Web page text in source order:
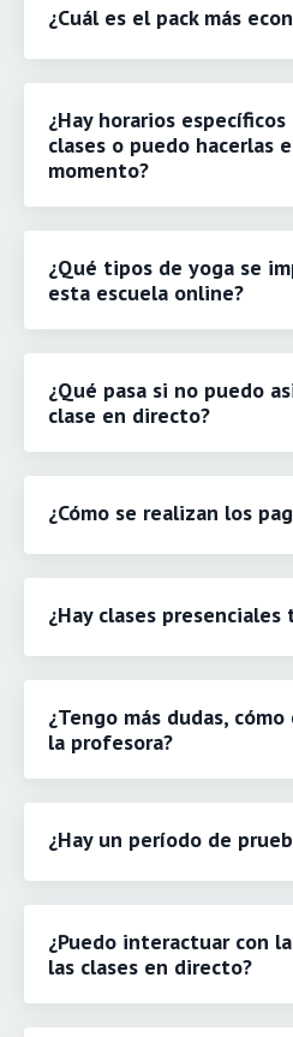
¿Cuál es el pack más
¿Hay horarios específicos
clases o puedo hacerlas
momento?
¿Qué tipos de yoga se
esta escuela online?
¿Qué pasa si no puedo
clase en directo?
¿Cómo se realizan los
¿Hay clases presenciales
¿Tengo más dudas,
la profesora?
¿Hay un período de
¿Puedo interactuar con
las clases en directo?